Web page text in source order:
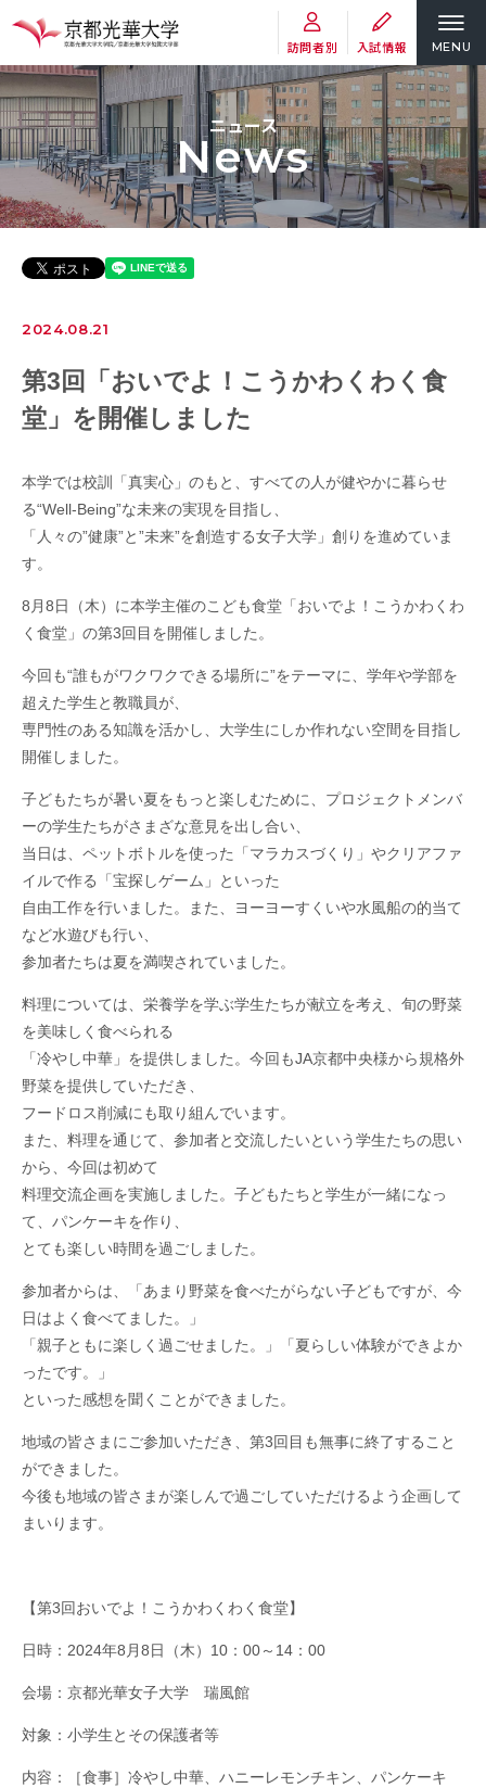
訪問者別 入試情報 MENU
ニュース
News
2024.08.21
第3回「おいでよ！こうかわくわく食
堂」を開催しました
本学では校訓「真実心」のもと、すべての人が健やかに暮らせ
る“Well-Being”な未来の実現を目指し、
「人々の”健康”と”未来”を創造する女子大学」創りを進めていま
す。
8月8日（木）に本学主催のこども食堂「おいでよ！こうかわくわ
く食堂」の第3回目を開催しました。
今回も“誰もがワクワクできる場所に”をテーマに、学年や学部を
超えた学生と教職員が、
専門性のある知識を活かし、大学生にしか作れない空間を目指し
開催しました。
子どもたちが暑い夏をもっと楽しむために、プロジェクトメンバ
ーの学生たちがさまざな意見を出し合い、
当日は、ペットボトルを使った「マラカスづくり」やクリアファ
イルで作る「宝探しゲーム」といった
自由工作を行いました。また、ヨーヨーすくいや水風船の的当て
など水遊びも行い、
参加者たちは夏を満喫されていました。
料理については、栄養学を学ぶ学生たちが献立を考え、旬の野菜
を美味しく食べられる
「冷やし中華」を提供しました。今回もJA京都中央様から規格外
野菜を提供していただき、
フードロス削減にも取り組んでいます。
また、料理を通じて、参加者と交流したいという学生たちの思い
から、今回は初めて
料理交流企画を実施しました。子どもたちと学生が一緒になっ
て、パンケーキを作り、
とても楽しい時間を過ごしました。
参加者からは、「あまり野菜を食べたがらない子どもですが、今
日はよく食べてました。」
「親子ともに楽しく過ごせました。」「夏らしい体験ができよか
ったです。」
といった感想を聞くことができました。
地域の皆さまにご参加いただき、第3回目も無事に終了すること
ができました。
今後も地域の皆さまが楽しんで過ごしていただけるよう企画して
まいります。
【第3回おいでよ！こうかわくわく食堂】
日時： 2024年8月8日（木）10： 00～ 14 ： 00
会場：京都光華女子大学 瑞風館
対象：小学生とその保護者等
内容：［食事］冷やし中華、ハニーレモンチキン、パンケーキ